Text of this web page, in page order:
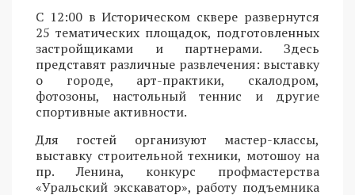
С 12:00 в Историческом сквере развернутся
25 тематических площадок, подготовленных
застройщиками и партнерами. Здесь
представят различные развлечения: выставку
о городе, арт-практики, скалодром,
фотозоны, настольный теннис и другие
спортивные активности.
Для гостей организуют мастер-классы,
выставку строительной техники, мотошоу на
пр. Ленина, конкурс профмастерства
«Уральский экскаватор», работу подъемника